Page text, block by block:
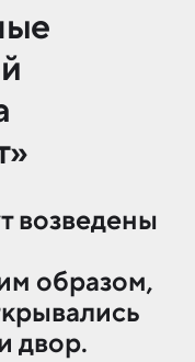
воз­ве­де­ны
об­ра­зом,
двор.